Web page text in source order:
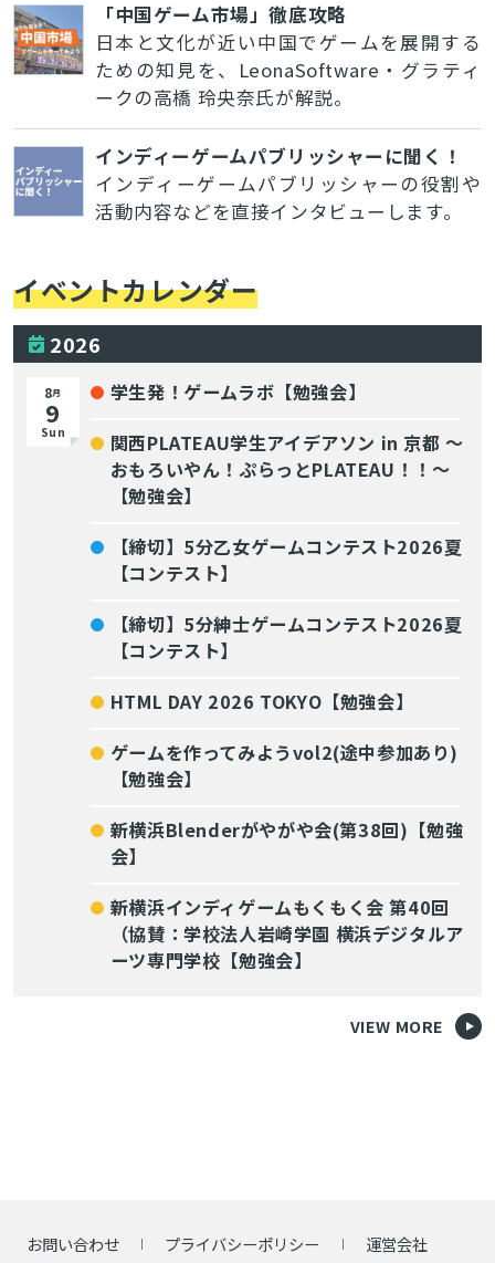
「中国ゲーム市場」徹底攻略
日本と文化が近い中国でゲームを展開する
ための知見を、LeonaSoftware・グラティ
ークの高橋 玲央奈氏が解説。
インディーゲームパブリッシャーに聞く！
インディーゲームパブリッシャーの役割や
活動内容などを直接インタビューします。
イベントカレンダー
2026
8月
9
Sun
学生発！ゲームラボ【勉強会】
関西PLATEAU学生アイデアソン in 京都 〜
おもろいやん！ぷらっとPLATEAU！！〜
【勉強会】
【締切】5分乙女ゲームコンテスト2026夏
【コンテスト】
【締切】5分紳士ゲームコンテスト2026夏
【コンテスト】
HTML DAY 2026 TOKYO【勉強会】
ゲームを作ってみようvol2(途中参加あり)
【勉強会】
新横浜Blenderがやがや会(第38回)【勉強
会】
新横浜インディゲームもくもく会 第40回
（協賛：学校法人岩崎学園 横浜デジタルア
ーツ専門学校【勉強会】
VIEW MORE
お問い合わせ プライバシーポリシー 運営会社